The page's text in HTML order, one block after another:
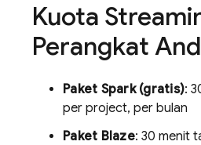
Kuota
Perangkat
Paket Spark (gratis):
per project, per bulan
Paket Blaze: 30 menit